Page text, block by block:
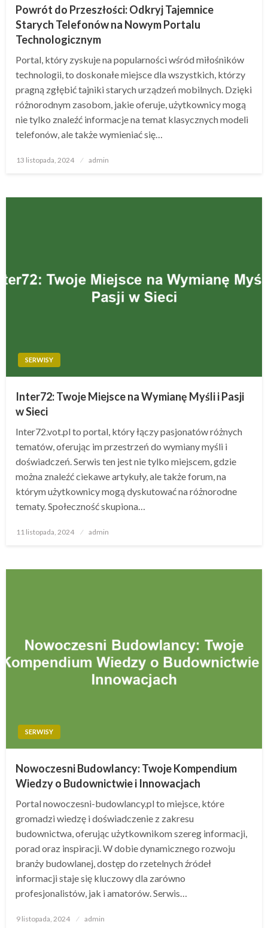
Powrót do Przeszłości: Odkryj Tajemnice
Starych Telefonów na Nowym Portalu
Technologicznym
Portal, który zyskuje na popularności wśród miłośników
technologii, to doskonałe miejsce dla wszystkich, którzy
pragną zgłębić tajniki starych urządzeń mobilnych. Dzięki
różnorodnym zasobom, jakie oferuje, użytkownicy mogą
nie tylko znaleźć informacje na temat klasycznych modeli
telefonów, ale także wymieniać się…
Opublikowane
13 listopada, 2024 admin
SERWISY
Inter72: Twoje Miejsce na Wymianę Myśli i Pasji
w Sieci
Inter72.vot.pl to portal, który łączy pasjonatów różnych
tematów, oferując im przestrzeń do wymiany myśli i
doświadczeń. Serwis ten jest nie tylko miejscem, gdzie
można znaleźć ciekawe artykuły, ale także forum, na
którym użytkownicy mogą dyskutować na różnorodne
tematy. Społeczność skupiona…
Opublikowane
11 listopada, 2024 admin
SERWISY
Nowoczesni Budowlancy: Twoje Kompendium
Wiedzy o Budownictwie i Innowacjach
Portal nowoczesni-budowlancy.pl to miejsce, które
gromadzi wiedzę i doświadczenie z zakresu
budownictwa, oferując użytkownikom szereg informacji,
porad oraz inspiracji. W dobie dynamicznego rozwoju
branży budowlanej, dostęp do rzetelnych źródeł
informacji staje się kluczowy dla zarówno
profesjonalistów, jak i amatorów. Serwis…
Opublikowane
9 listopada, 2024 admin